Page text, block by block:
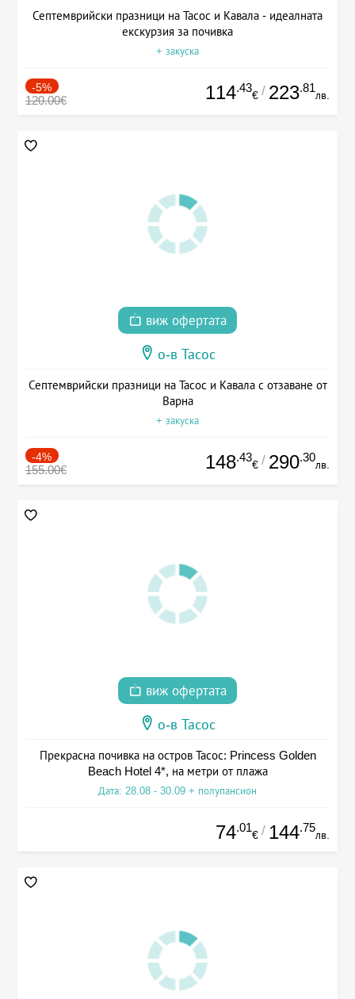
Септемврийски празници на Тасос и Кавала - идеалната
екскурзия за почивка
+ закуска
-5%
120.00€ 114.43
€ / 223.81
лв.
виж офертата
о-в Тасос
Септемврийски празници на Тасос и Кавала с отзаване от
Варна
+ закуска
-4%
155.00€ 148.43
€ / 290.30
лв.
виж офертата
о-в Тасос
Прекрасна почивка на остров Тасос: Princess Golden
Beach Hotel 4*, на метри от плажа
Дата: 28.08 - 30.09 + полупансион
74.01
€ / 144.75
лв.